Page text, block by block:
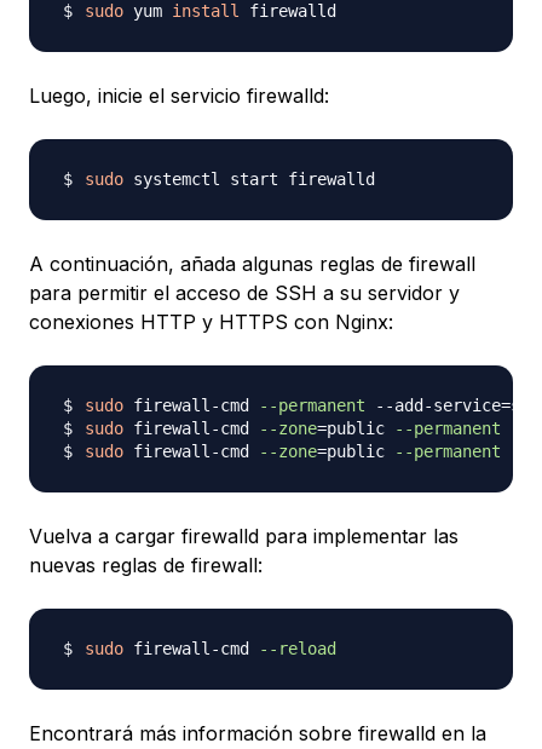
sudo yum install
Luego, inicie el servicio firewalld:
sudo
A continuación, añada algunas reglas de firewall
para permitir el acceso de SSH a su servidor y
conexiones HTTP y HTTPS con Nginx:
sudo firewall-cmd --permanent --add-service=
sudo firewall-cmd --zone=public --permanent
sudo firewall-cmd --zone=public --permanent
Vuelva a cargar firewalld para implementar las
nuevas reglas de firewall:
sudo firewall-cmd --reload
Encontrará más información sobre firewalld en la